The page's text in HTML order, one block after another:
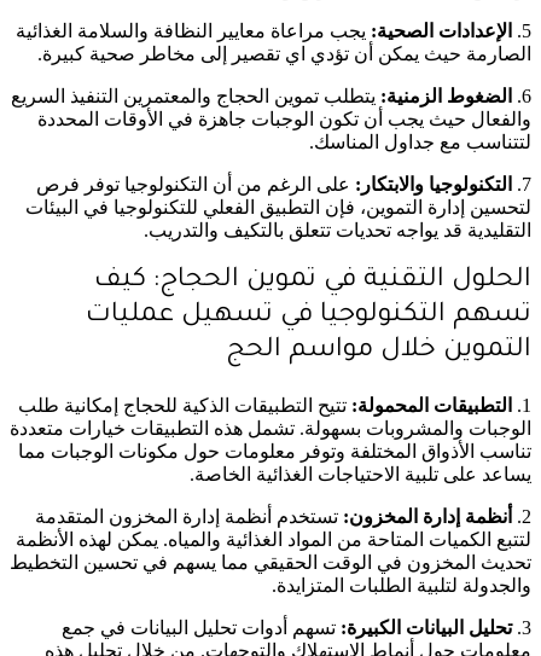
5. الإعدادات الصحية: يجب مراعاة معايير النظافة والسلامة الغذائية
الصارمة حيث يمكن أن تؤدي اي تقصير إلى مخاطر صحية كبيرة.
6. الضغوط الزمنية: يتطلب تموين الحجاج والمعتمرين التنفيذ السريع
والفعال حيث يجب أن تكون الوجبات جاهزة في الأوقات المحددة
لتتناسب مع جداول المناسك.
7. التكنولوجيا والابتكار: على الرغم من أن التكنولوجيا توفر فرص
لتحسين إدارة التموين، فإن التطبيق الفعلي للتكنولوجيا في البيئات
التقليدية قد يواجه تحديات تتعلق بالتكيف والتدريب.
الحلول التقنية في تموين الحجاج: كيف
تسهم التكنولوجيا في تسهيل عمليات
التموين خلال مواسم الحج
1. التطبيقات المحمولة: تتيح التطبيقات الذكية للحجاج إمكانية طلب
الوجبات والمشروبات بسهولة. تشمل هذه التطبيقات خيارات متعددة
تناسب الأذواق المختلفة وتوفر معلومات حول مكونات الوجبات مما
يساعد على تلبية الاحتياجات الغذائية الخاصة.
2. أنظمة إدارة المخزون: تستخدم أنظمة إدارة المخزون المتقدمة
لتتبع الكميات المتاحة من المواد الغذائية والمياه. يمكن لهذه الأنظمة
تحديث المخزون في الوقت الحقيقي مما يسهم في تحسين التخطيط
والجدولة لتلبية الطلبات المتزايدة.
3. تحليل البيانات الكبيرة: تسهم أدوات تحليل البيانات في جمع
معلومات حول أنماط الاستهلاك والتوجهات. من خلال تحليل هذه